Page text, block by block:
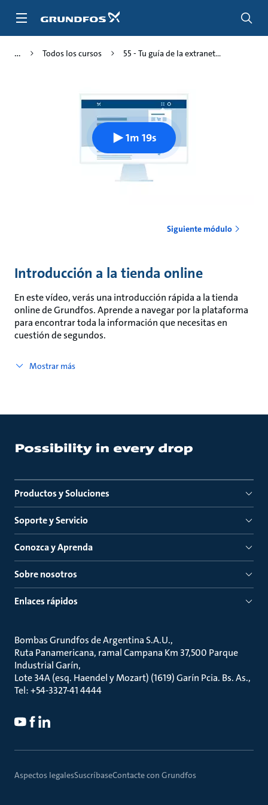
Todos los cursos 55 - Tu guía de la extranet...
1m 19s
Siguiente módulo
Introducción a la tienda online
En este vídeo, verás una introducción rápida a la tienda
online de Grundfos. Aprende a navegar por la plataforma
para encontrar toda la información que necesitas en
cuestión de segundos.
Mostrar más
Productos y Soluciones
Soporte y Servicio
Conozca y Aprenda
Sobre nosotros
Enlaces rápidos
Bombas Grundfos de Argentina S.A.U.
Ruta Panamericana, ramal Campana Km 37,500 Parque
Industrial Garín
Lote 34A (esq. Haendel y Mozart) (1619) Garín Pcia. Bs. As.
Tel: +54-3327-41 4444
Aspectos legalesSuscríbaseContacte con Grundfos